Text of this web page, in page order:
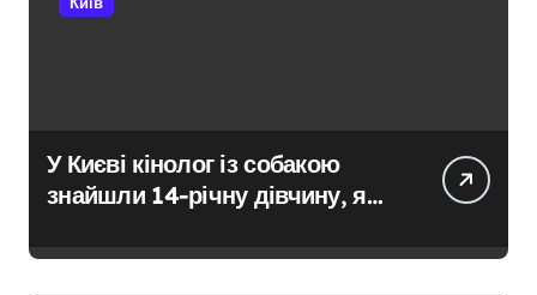
У Києві кінолог із собакою
знайшли 14-річну дівчину, яка
конфлікту